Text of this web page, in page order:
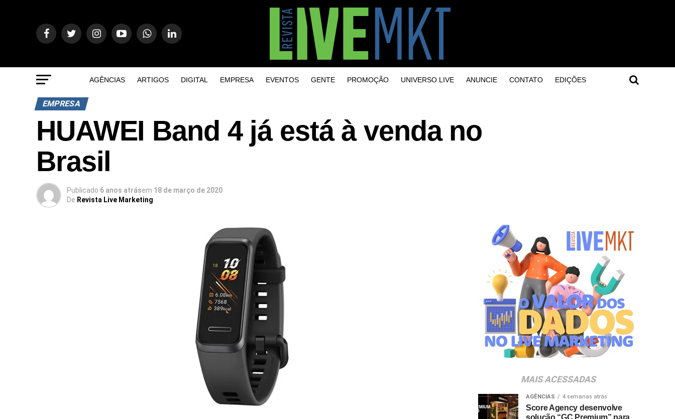
AGÊNCIAS ARTIGOS DIGITAL EMPRESA EVENTOS GENTE PROMOÇÃO UNIVERSO LIVE ANUNCIE CONTATO EDIÇÕES
EMPRESA
HUAWEI Band 4 já está à venda no
Brasil
Publicado 6 anos atrásem 18 de março de 2020
De Revista Live Marketing
MAIS ACESSADAS
AGÊNCIAS 4 semanas atrás
Score Agency desenvolve
solução “GC Premium” para